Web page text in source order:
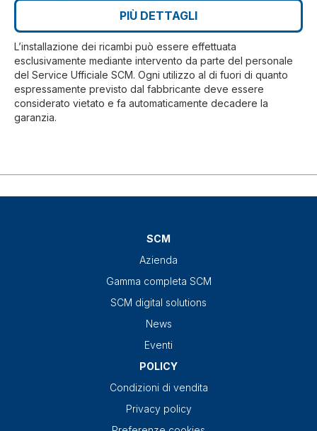
PIÙ DETTAGLI
L’installazione dei ricambi può essere effettuata
esclusivamente mediante intervento da parte del personale
del Service Ufficiale SCM. Ogni utilizzo al di fuori di quanto
espressamente previsto dal fabbricante deve essere
considerato vietato e fa automaticamente decadere la
garanzia.
SCM
Azienda
Gamma completa SCM
SCM digital solutions
News
Eventi
POLICY
Condizioni di vendita
Privacy policy